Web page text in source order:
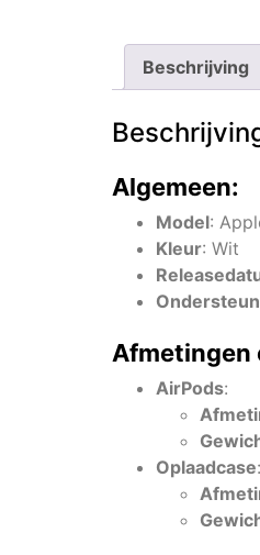
Beschrijving
Algemeen:
Model:
Kleur: Wit
Afmetingen
AirPods:
Oplaadcase: